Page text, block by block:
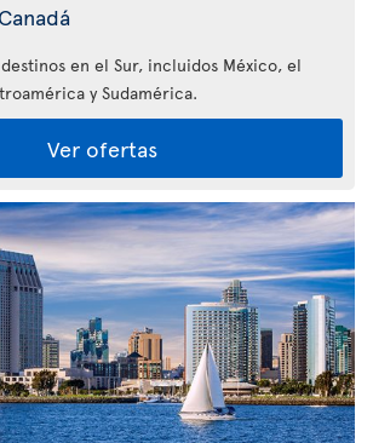
en el Sur, incluidos México, el
y Sudamérica.
Ver ofertas